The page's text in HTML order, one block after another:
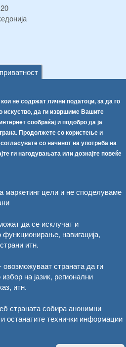
приватност
не содржат лични податоци, за да го
да ги извршиме Вашите
сообраќај и подобро да ја
Продолжете со користење и
со начинот на употреба на
ги нагодувањата или дознајте повеќе
маркетинг цели и не споделуваме
да се исклучат и
навигација,
итн.
страната да ги
на јазик, регионални
итн.
страната собира анонимни
останатите технички информации